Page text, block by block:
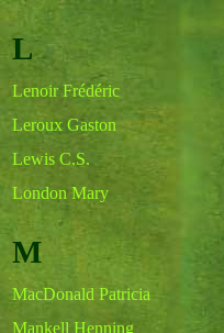
L
Lenoir Frédéric
Leroux Gaston
Lewis C.S.
London Mary
M
MacDonald Patricia
Mankell Henning